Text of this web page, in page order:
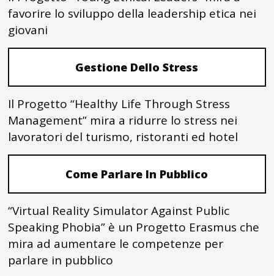
favorire lo sviluppo della leadership etica nei
giovani
Gestione Dello Stress
Il Progetto “Healthy Life Through Stress
Management” mira a ridurre lo stress nei
lavoratori del turismo, ristoranti ed hotel
Come Parlare In Pubblico
“Virtual Reality Simulator Against Public
Speaking Phobia” è un Progetto Erasmus che
mira ad aumentare le competenze per
parlare in pubblico